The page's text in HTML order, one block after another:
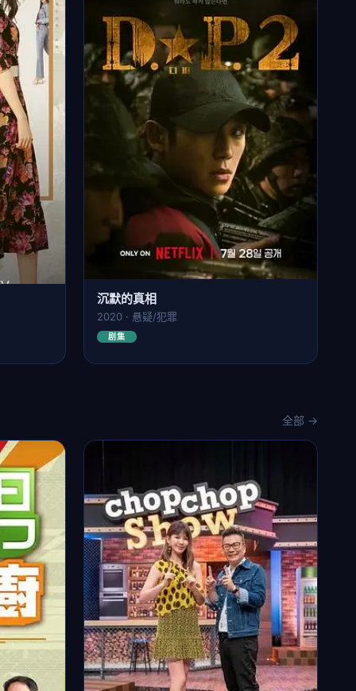
沉默的真相
2020 · 悬疑/犯罪
剧集
全部 →